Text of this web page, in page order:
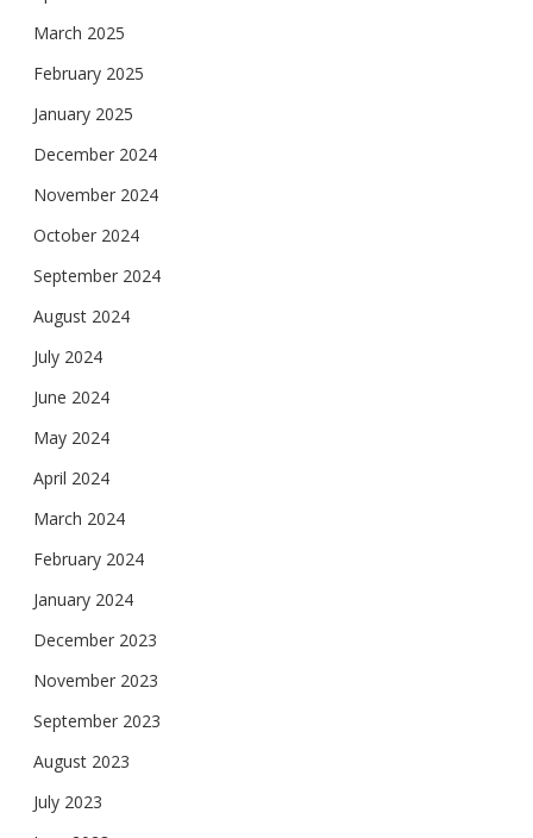
March 2025
February 2025
January 2025
December 2024
November 2024
October 2024
September 2024
August 2024
July 2024
June 2024
May 2024
April 2024
March 2024
February 2024
January 2024
December 2023
November 2023
September 2023
August 2023
July 2023